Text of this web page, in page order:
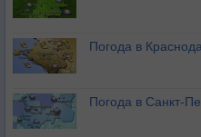
Погода в
Погода в Санкт-